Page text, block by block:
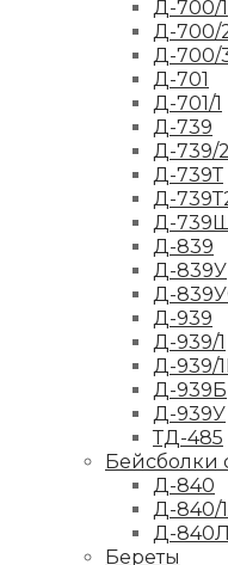
Д-700/1
Д-700/
Д-700/
Д-701
Д-701/1
Д-739
Д-739/2
Д-739Т
Д-
Д-
Д-839
Д-839У
Д-
Д-939
Д-939/1
Д-939/
Д-939Б
Д-939У
ТД-485
Д-840
Д-840/
Д-840Л
Береты